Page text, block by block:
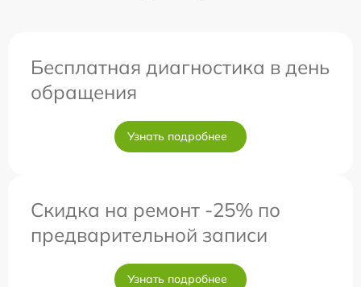
Бесплатная диагностика в день
обращения
Узнать подробнее
Скидка на ремонт -25% по
предварительной записи
Узнать подробнее